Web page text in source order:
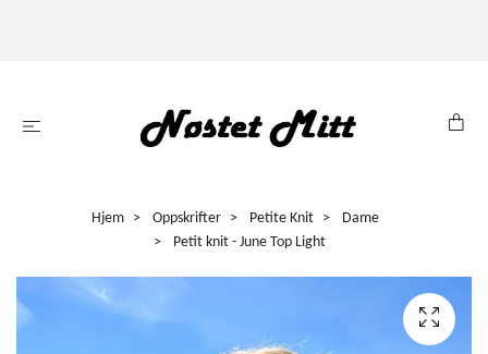
Hjem Oppskrifter Petite Knit
Dame
Petit knit - June Top Light